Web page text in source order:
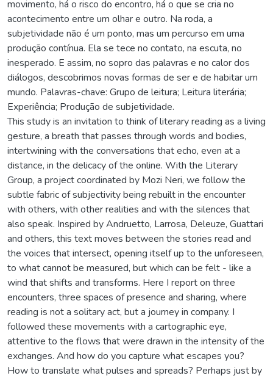
movimento, há o risco do encontro, há o que se cria no
acontecimento entre um olhar e outro. Na roda, a
subjetividade não é um ponto, mas um percurso em uma
produção contínua. Ela se tece no contato, na escuta, no
inesperado. E assim, no sopro das palavras e no calor dos
diálogos, descobrimos novas formas de ser e de habitar um
mundo. Palavras-chave: Grupo de leitura; Leitura literária;
Experiência; Produção de subjetividade.
This study is an invitation to think of literary reading as a living
gesture, a breath that passes through words and bodies,
intertwining with the conversations that echo, even at a
distance, in the delicacy of the online. With the Literary
Group, a project coordinated by Mozi Neri, we follow the
subtle fabric of subjectivity being rebuilt in the encounter
with others, with other realities and with the silences that
also speak. Inspired by Andruetto, Larrosa, Deleuze, Guattari
and others, this text moves between the stories read and
the voices that intersect, opening itself up to the unforeseen,
to what cannot be measured, but which can be felt - like a
wind that shifts and transforms. Here I report on three
encounters, three spaces of presence and sharing, where
reading is not a solitary act, but a journey in company. I
followed these movements with a cartographic eye,
attentive to the flows that were drawn in the intensity of the
exchanges. And how do you capture what escapes you?
How to translate what pulses and spreads? Perhaps just by